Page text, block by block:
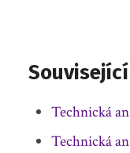
Technická
Technická